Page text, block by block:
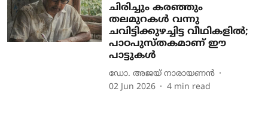
ചിരിച്ചും കരഞ്ഞും
തലമുറകള്‍ വന്നു
ചവിട്ടിക്കുഴച്ചിട്ട വീഥികളില്‍;
പാഠപുസ്തകമാണ് ഈ
പാട്ടുകള്‍
ഡോ. അജയ് നാരായണൻ
02 Jun 2026
4 min read